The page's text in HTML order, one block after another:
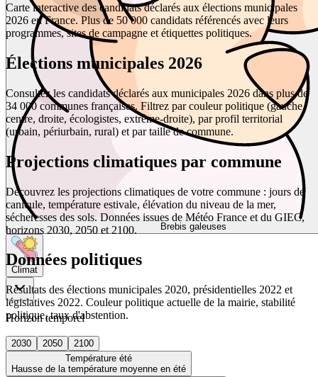
Brebis galeuses
Climat
Horizon temporel
2030 2050
2100
Température été
Hausse de la température moyenne en été
Carte interactive des candidats déclarés aux élections municipales
2026 en France. Plus de 50 000 candidats référencés avec leurs
programmes, sites de campagne et étiquettes politiques.
Élections municipales 2026
Consultez les candidats déclarés aux municipales 2026 dans plus de
34 000 communes françaises. Filtrez par couleur politique (gauche,
centre, droite, écologistes, extrême-droite), par profil territorial
(urbain, périurbain, rural) et par taille de commune.
Projections climatiques par commune
Découvrez les projections climatiques de votre commune : jours de
canicule, température estivale, élévation du niveau de la mer,
sécheresses des sols. Données issues de Météo France et du GIEC,
horizons 2030, 2050 et 2100.
Données politiques
Résultats des élections municipales 2020, présidentielles 2022 et
législatives 2022. Couleur politique actuelle de la mairie, stabilité
politique, taux d'abstention.